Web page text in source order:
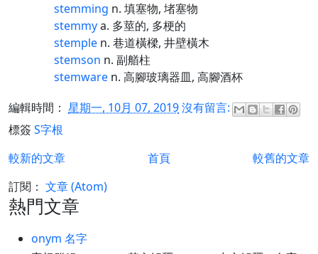
stemming n. 填塞物, 堵塞物
stemmya. 多莖的, 多梗的
stemple n. 巷道橫樑, 井壁橫木
stemson n. 副艏柱
stemware n. 高腳玻璃器皿, 高腳酒杯
編輯時間： 星期一, 10月 07, 2019沒有留言:
標簽 S字根
較新的文章
較舊的文章
首頁
訂閱： 文章 (Atom)
熱門文章
onym 名字